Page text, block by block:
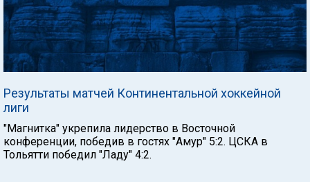
Результаты матчей Континентальной хоккейной
лиги
"Магнитка" укрепила лидерство в Восточной
конференции, победив в гостях "Амур" 5:2. ЦСКА в
Тольятти победил "Ладу" 4:2.